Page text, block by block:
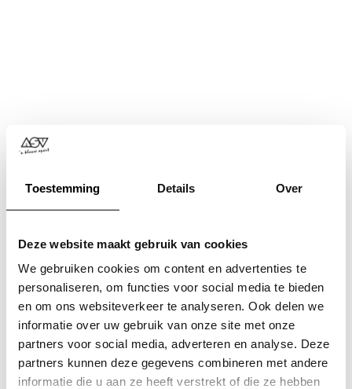
Toestemming Details Over
Deze website maakt gebruik van cookies
We gebruiken cookies om content en advertenties te
personaliseren, om functies voor social media te bieden
en om ons websiteverkeer te analyseren. Ook delen we
informatie over uw gebruik van onze site met onze
partners voor social media, adverteren en analyse. Deze
partners kunnen deze gegevens combineren met andere
informatie die u aan ze heeft verstrekt of die ze hebben
Application error: a client-side exception has occurred while
loadingwww.asv.nl(see the browser consolefor more
information).